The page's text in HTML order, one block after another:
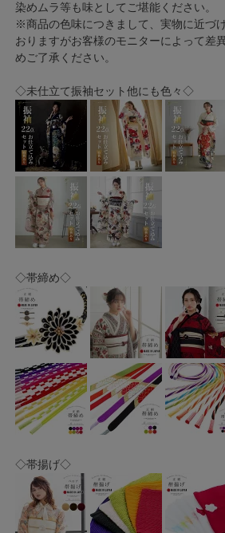
染めムラ等も味としてご堪能ください。
※商品の色味につきまして、実物に近づ
おりますがお客様のモニターによって差
めご了承ください。
◇未仕立て振袖セット他にも色々◇
◇帯締め◇
◇帯揚げ◇